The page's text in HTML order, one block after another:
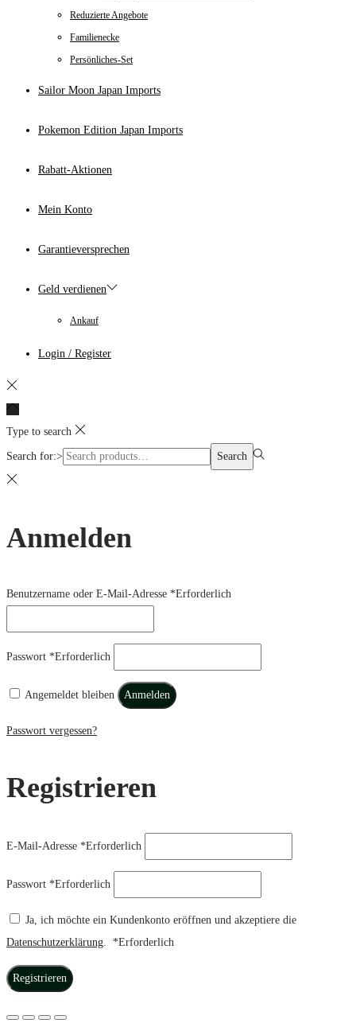
Reduzierte Angebote
Familienecke
Persönliches-Set
Sailor Moon Japan Imports
Pokemon Edition Japan Imports
Rabatt-Aktionen
Mein Konto
Garantieversprechen
Geld verdienen
Ankauf
Login / Register
Type to search
Search for:> Search
Anmelden
Benutzername oder E-Mail-Adresse *Erforderlich
Passwort *Erforderlich
Angemeldet bleiben Anmelden
Passwort vergessen?
Registrieren
E-Mail-Adresse *Erforderlich
Passwort *Erforderlich
Ja, ich möchte ein Kundenkonto eröffnen und akzeptiere die
Datenschutzerklärung
*Erforderlich
Registrieren